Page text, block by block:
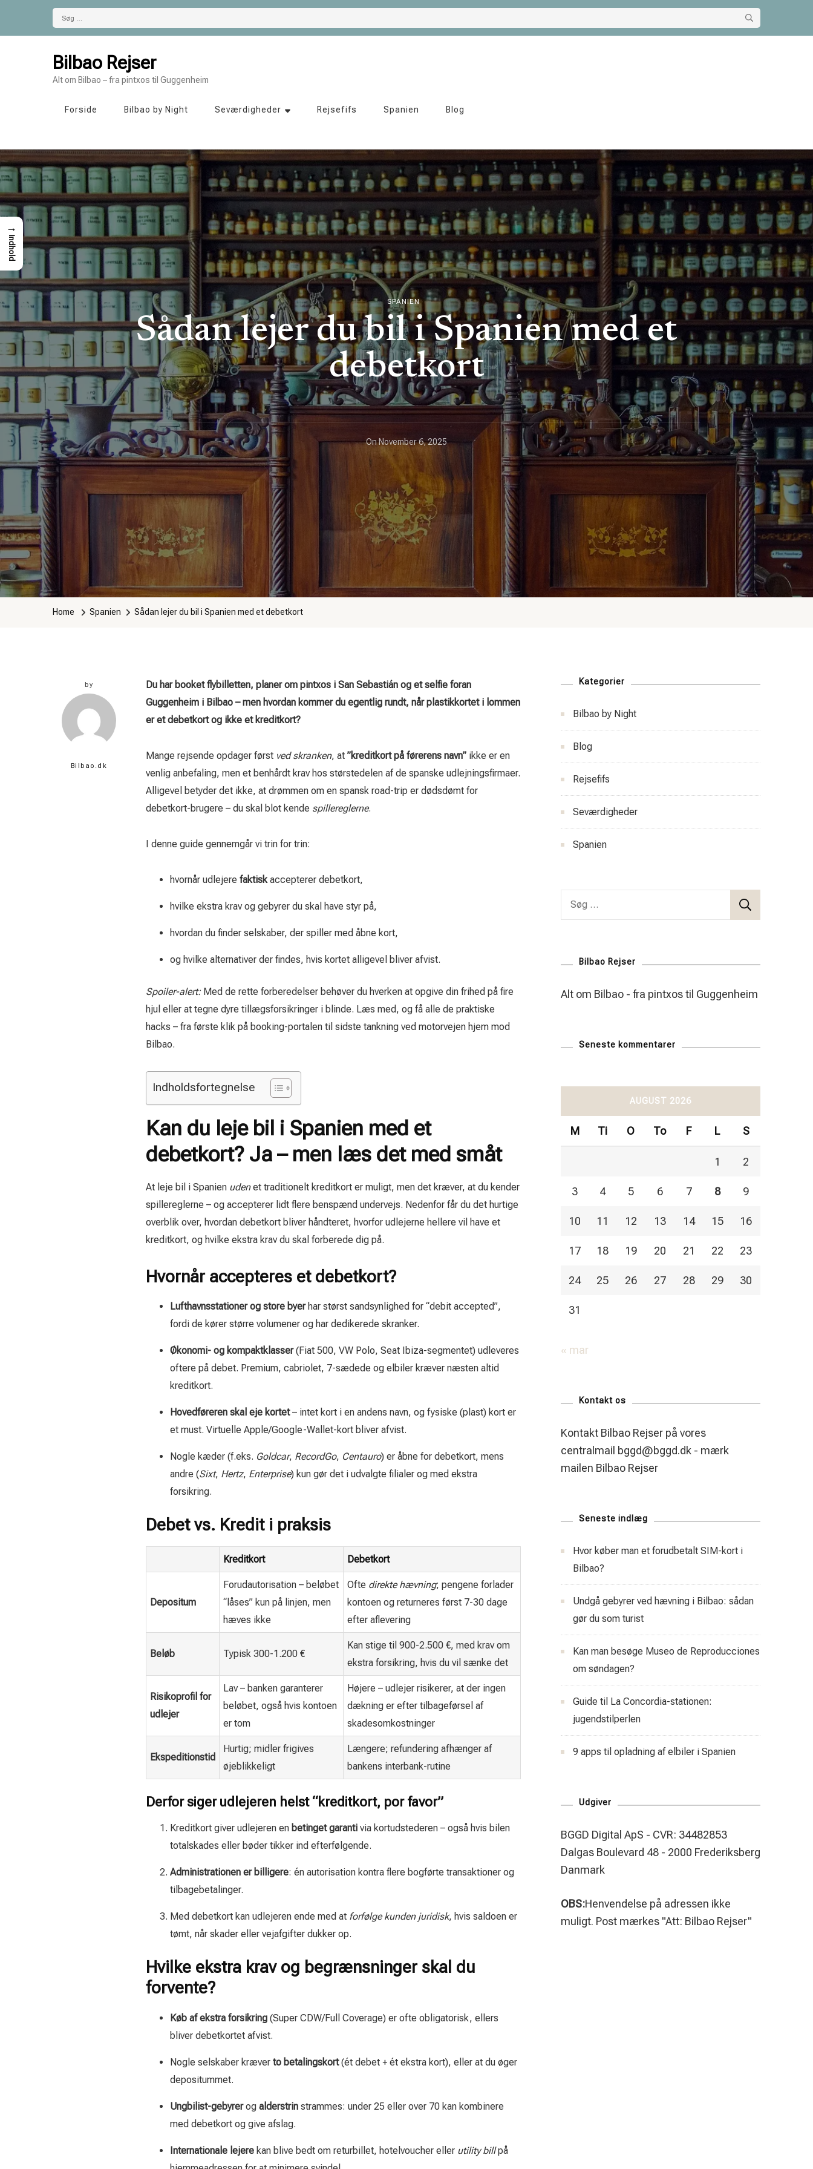
Søg
efter:
Bilbao Rejser
Alt om Bilbao – fra pintxos til Guggenheim
Forside Bilbao by Night Seværdigheder Rejsefifs Spanien Blog
SPANIEN
Sådan lejer du bil i Spanien med et
debetkort
OnNovember 6, 2025
Home Spanien Sådan lejer du bil i Spanien med et debetkort
by
Bilbao.dk
Du har booket flybilletten, planer om pintxos i San Sebastián og et selfie foran
Guggenheim i Bilbao – men hvordan kommer du egentlig rundt, når plastikkortet i lommen
er et debetkort og ikke et kreditkort?
Mange rejsende opdager først ved skranken, at ”kreditkort på førerens navn” ikke er en
venlig anbefaling, men et benhårdt krav hos størstedelen af de spanske udlejningsfirmaer.
Alligevel betyder det ikke, at drømmen om en spansk road-trip er dødsdømt for
debetkort-brugere – du skal blot kende spillereglerne.
I denne guide gennemgår vi trin for trin:
hvornår udlejere faktiskaccepterer debetkort,
hvilke ekstra krav og gebyrer du skal have styr på,
hvordan du finder selskaber, der spiller med åbne kort,
og hvilke alternativer der findes, hvis kortet alligevel bliver afvist.
Spoiler-alert: Med de rette forberedelser behøver du hverken at opgive din frihed på fire
hjul eller at tegne dyre tillægsforsikringer i blinde. Læs med, og få alle de praktiske
hacks – fra første klik på booking-portalen til sidste tankning ved motorvejen hjem mod
Bilbao.
Indholdsfortegnelse
Kan du leje bil i Spanien med et
debetkort? Ja – men læs det med småt
At leje bil i Spanien udenet traditionelt kreditkort er muligt, men det kræver, at du kender
spillereglerne – og accepterer lidt flere benspænd undervejs. Nedenfor får du det hurtige
overblik over, hvordan debetkort bliver håndteret, hvorfor udlejerne hellere vil have et
kreditkort, og hvilke ekstra krav du skal forberede dig på.
Hvornår accepteres et debetkort?
Lufthavnsstationer og store byerhar størst sandsynlighed for “debit accepted”,
fordi de kører større volumener og har dedikerede skranker.
Økonomi- og kompaktklasser(Fiat 500, VW Polo, Seat Ibiza-segmentet) udleveres
oftere på debet. Premium, cabriolet, 7-sædede og elbiler kræver næsten altid
kreditkort.
Hovedføreren skal eje kortet– intet kort i en andens navn, og fysiske (plast) kort er
et must. Virtuelle Apple/Google-Wallet-kort bliver afvist.
Nogle kæder (f.eks. Goldcar, RecordGo, Centauro) er åbne for debetkort, mens
andre (Sixt, Hertz, Enterprise) kun gør det i udvalgte filialer og med ekstra
forsikring.
Debet vs. Kredit i praksis
Kreditkort Debetkort
Depositum
Forudautorisation – beløbet
“låses” kun på linjen, men
hæves ikke
Ofte direkte hævning; pengene forlader
kontoen og returneres først 7-30 dage
efter aflevering
Beløb Typisk 300-1.200 €
Kan stige til 900-2.500 €, med krav om
ekstra forsikring, hvis du vil sænke det
Risikoprofil for
udlejer
Lav – banken garanterer
beløbet, også hvis kontoen
er tom
Højere – udlejer risikerer, at der ingen
dækning er efter tilbageførsel af
skadesomkostninger
Ekspeditionstid
Hurtig; midler frigives
øjeblikkeligt
Længere; refundering afhænger af
bankens interbank-rutine
Derfor siger udlejeren helst “kreditkort, por favor”
Kreditkort giver udlejeren en betinget garanti via kortudstederen – også hvis bilen
totalskades eller bøder tikker ind efterfølgende.
Administrationen er billigere: én autorisation kontra flere bogførte transaktioner og
tilbagebetalinger.
Med debetkort kan udlejeren ende med at forfølge kunden juridisk, hvis saldoen er
tømt, når skader eller vejafgifter dukker op.
Hvilke ekstra krav og begrænsninger skal du
forvente?
Køb af ekstra forsikring (Super CDW/Full Coverage) er ofte obligatorisk, ellers
bliver debetkortet afvist.
Nogle selskaber kræver to betalingskort(ét debet + ét ekstra kort), eller at du øger
depositummet.
Ungbilist-gebyrerog alderstrin strammes: under 25 eller over 70 kan kombinere
med debetkort og give afslag.
Internationale lejere kan blive bedt om returbillet, hotelvoucher eller utility billpå
Kategorier
Bilbao by Night
Blog
Rejsefifs
Seværdigheder
Spanien
Søg
Bilbao Rejser
Alt om Bilbao - fra pintxos til Guggenheim
Seneste kommentarer
AUGUST 2026
M Ti O To F L S
1 2
3 4 5 6 7 8 9
10 11 12 13 14 15 16
17 18 19 20 21 22 23
24 25 26 27 28 29 30
31
« mar
Kontakt os
Kontakt Bilbao Rejser på vores
centralmail bggd@bggd.dk - mærk
mailen Bilbao Rejser
Seneste indlæg
Hvor køber man et forudbetalt SIM-kort i
Bilbao?
Undgå gebyrer ved hævning i Bilbao: sådan
gør du som turist
Kan man besøge Museo de Reproducciones
om søndagen?
Guide til La Concordia-stationen:
jugendstilperlen
9 apps til opladning af elbiler i Spanien
Udgiver
BGGD Digital ApS - CVR: 34482853
Dalgas Boulevard 48 - 2000 Frederiksberg
Danmark
OBS:Henvendelse på adressen ikke
muligt. Post mærkes "Att: Bilbao Rejser"
→
Indhold